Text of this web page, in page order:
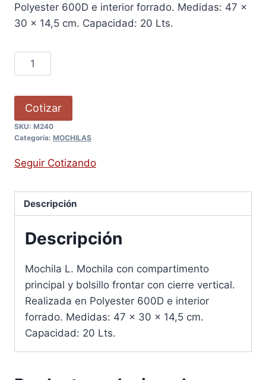
Polyester 600D e interior forrado. Medidas: 47 x
30 x 14,5 cm. Capacidad: 20 Lts.
Cotizar
SKU: M240
Categoría: MOCHILAS
Seguir Cotizando
Descripción
Descripción
Mochila L. Mochila con compartimento
principal y bolsillo frontar con cierre vertical.
Realizada en Polyester 600D e interior
forrado. Medidas: 47 x 30 x 14,5 cm.
Capacidad: 20 Lts.